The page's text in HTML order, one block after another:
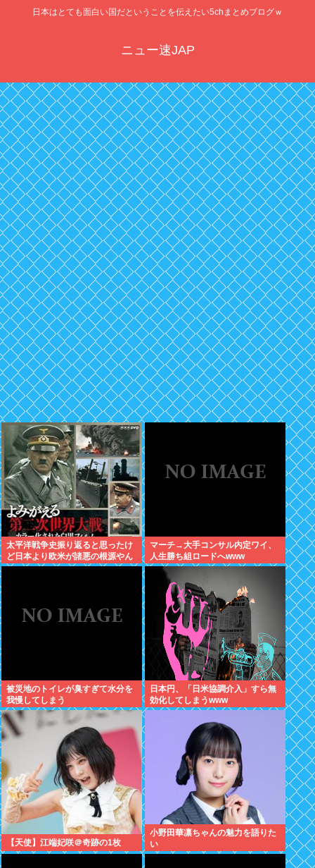
日本はとても面白い国だということを伝えたい5chまとめブログｗ
ニュー速JAP
太平洋戦争史振り返ると思ったけ
ど日本より欧米が諸悪の根源やん
マーチ→大手コンサル内定ワイ、
人生勝ち組ロードへwww
被災地のトイレが臭すぎて水分を
我慢してしまう
日本円、「日米協調介入」すら無
効化してしまうwww
【天使】江端妃咲＠奇跡の1枚
小野田華凛ちゃんの魅力を語りた
い